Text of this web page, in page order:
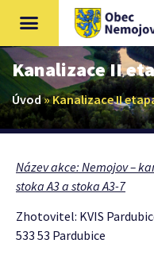
Kanalizace II
Úvod»Kanalizace II
Název akce: Nemojov –
stoka A3 a stoka A3-7
Zhotovitel: KVIS
533 53 Pardubice